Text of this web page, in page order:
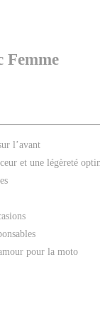
l’avant
et une légèreté
pour la moto